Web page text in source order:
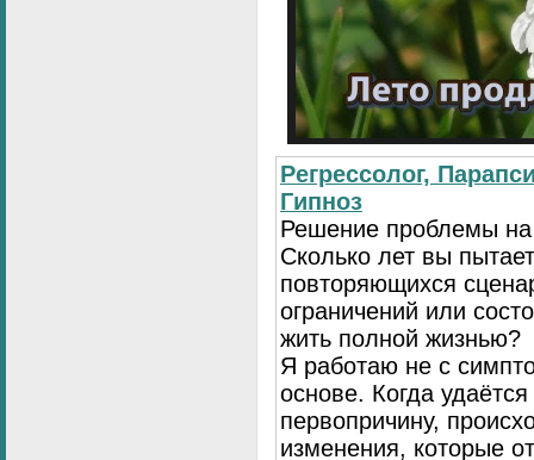
Регрессолог,
Гипноз
Решение проблемы на
Сколько лет вы
повторяющихся
ограничений или
жить полной жизнью?
Я работаю не с
основе. Когда
первопричину,
изменения, которые